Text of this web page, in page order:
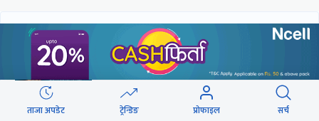
छुटाउनुभयो कि ?
संसद्लाई टेर्दैनन् प्रधानमन्त्री, लाचार
छन् सभामुख
ताजा अपडेट ट्रेन्डिङ प्रोफाइल सर्च